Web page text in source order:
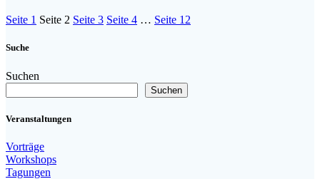
Seite 1 Seite 2 Seite 3 Seite 4 … Seite 12
Suche
Suchen
Suchen
Veranstaltungen
Vorträge
Workshops
Tagungen